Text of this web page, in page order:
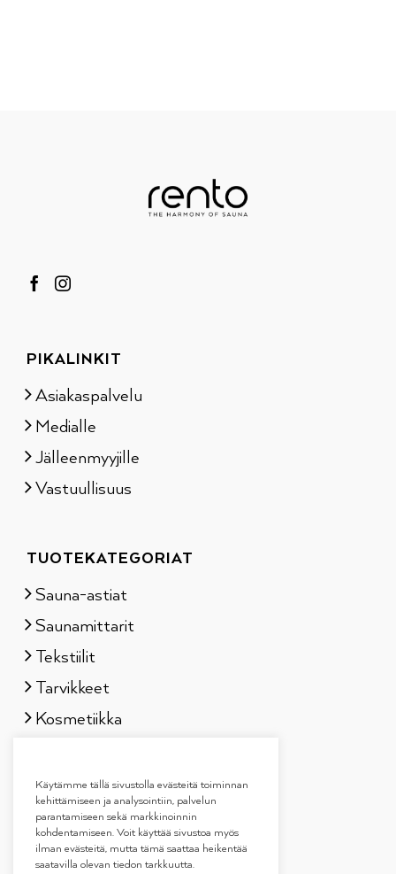
PIKALINKIT
Asiakaspalvelu
Medialle
Jälleenmyyjille
Vastuullisuus
TUOTEKATEGORIAT
Sauna-astiat
Saunamittarit
Tekstiilit
Tarvikkeet
Kosmetiikka
Lahjapakkaukset
Käytämme tällä sivustolla evästeitä toiminnan
kehittämiseen ja analysointiin, palvelun
parantamiseen sekä markkinoinnin
kohdentamiseen. Voit käyttää sivustoa myös
ilman evästeitä, mutta tämä saattaa heikentää
saatavilla olevan tiedon tarkkuutta.